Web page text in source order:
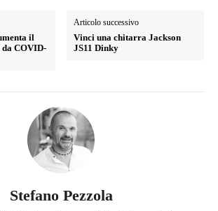
il
COVID-
Articolo successivo
Vinci una chitarra Jackson
JS11 Dinky
Stefano Pezzola